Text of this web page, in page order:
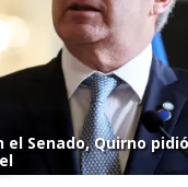
el Senado, Quirno